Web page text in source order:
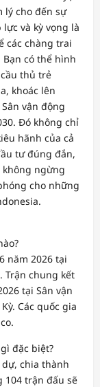
lý cho đến sự
và kỳ vọng là
các chàng trai
có thể hình
thủ trẻ
khoác lên
vận động
Đó không chỉ
hãnh của cả
tư đúng đắn,
ngừng
cho những
năm 2026 tại
Trận chung kết
tại Sân vận
Các quốc gia
đặc biệt?
dự, chia thành
104 trận đấu sẽ